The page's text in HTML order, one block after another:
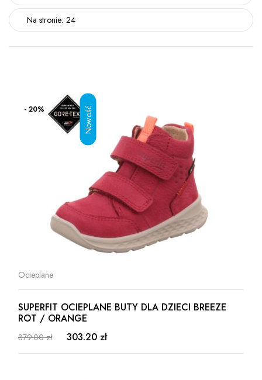
Na stronie: 24
- 20%
Ocieplane
SUPERFIT OCIEPLANE BUTY DLA DZIECI BREEZE
ROT / ORANGE
379.00 zł 303.20 zł